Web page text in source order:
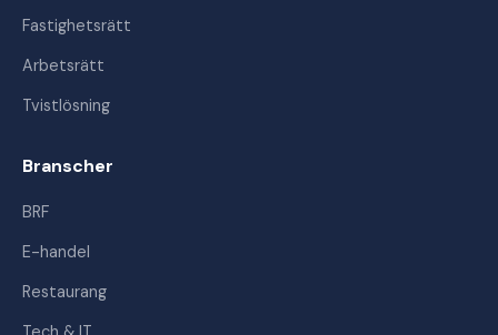
Fastighetsrätt
Arbetsrätt
Tvistlösning
Branscher
BRF
E-handel
Restaurang